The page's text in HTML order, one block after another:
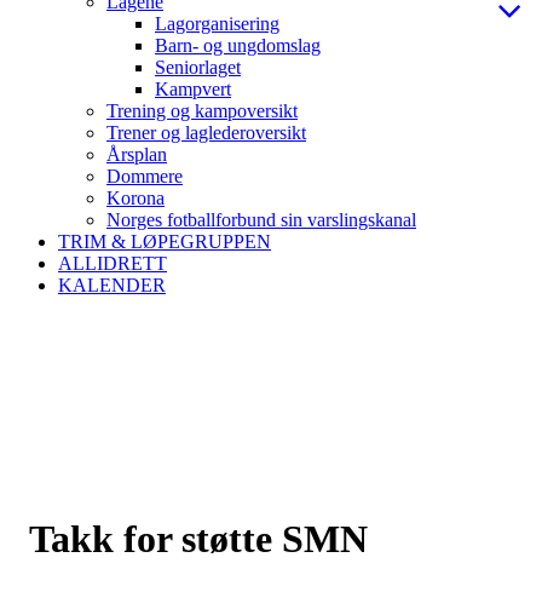
Lagorganisering
Barn- og ungdomslag
Seniorlaget
Kampvert
Trening og kampoversikt
Trener og laglederoversikt
Årsplan
Dommere
Korona
Norges fotballforbund sin varslingskanal
TRIM & LØPEGRUPPEN
ALLIDRETT
KALENDER
Takk for støtte SMN